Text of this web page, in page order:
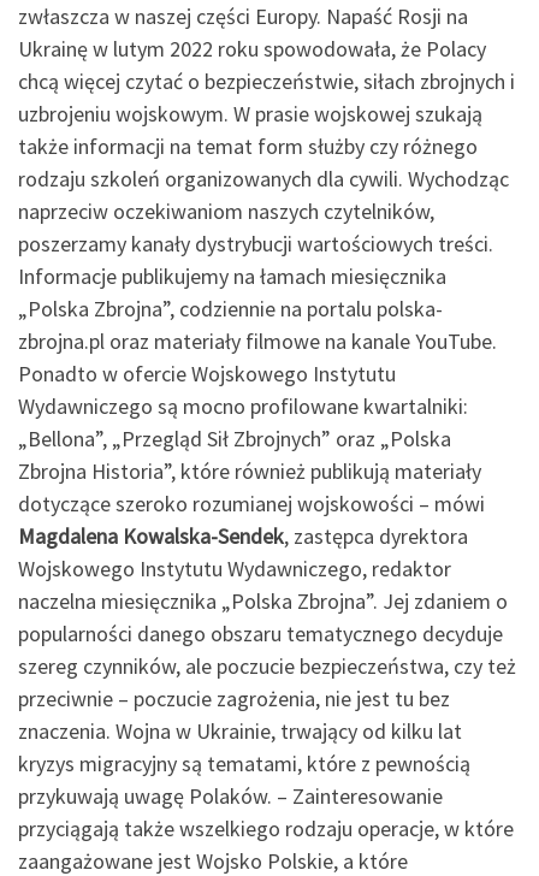
zwłaszcza w naszej części Europy. Napaść Rosji na
Ukrainę w lutym 2022 roku spowodowała, że Polacy
chcą więcej czytać o bezpieczeństwie, siłach zbrojnych i
uzbrojeniu wojskowym. W prasie wojskowej szukają
także informacji na temat form służby czy różnego
rodzaju szkoleń organizowanych dla cywili. Wychodząc
naprzeciw oczekiwaniom naszych czytelników,
poszerzamy kanały dystrybucji wartościowych treści.
Informacje publikujemy na łamach miesięcznika
„Polska Zbrojna”, codziennie na portalu polska-
zbrojna.pl oraz materiały filmowe na kanale YouTube.
Ponadto w ofercie Wojskowego Instytutu
Wydawniczego są mocno profilowane kwartalniki:
„Bellona”, „Przegląd Sił Zbrojnych” oraz „Polska
Zbrojna Historia”, które również publikują materiały
dotyczące szeroko rozumianej wojskowości – mówi
Magdalena Kowalska-Sendek, zastępca dyrektora
Wojskowego Instytutu Wydawniczego, redaktor
naczelna miesięcznika „Polska Zbrojna”. Jej zdaniem o
popularności danego obszaru tematycznego decyduje
szereg czynników, ale poczucie bezpieczeństwa, czy też
przeciwnie – poczucie zagrożenia, nie jest tu bez
znaczenia. Wojna w Ukrainie, trwający od kilku lat
kryzys migracyjny są tematami, które z pewnością
przykuwają uwagę Polaków. – Zainteresowanie
przyciągają także wszelkiego rodzaju operacje, w które
zaangażowane jest Wojsko Polskie, a które